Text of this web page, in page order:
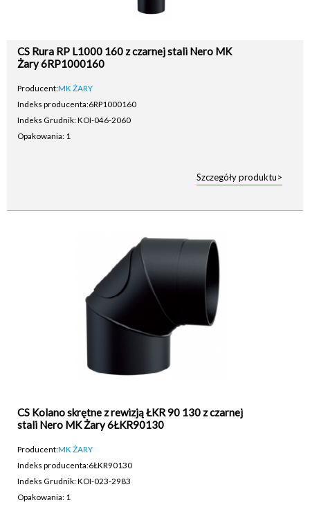
CS Rura RP L1000 160 z czarnej stali Nero MK
Żary 6RP1000160
Producent:MK ŻARY
Indeks producenta:6RP1000160
Indeks Grudnik: KOI-046-2060
Opakowania: 1
Szczegóły produktu>
CS Kolano skrętne z rewizją ŁKR 90 130 z czarnej
stali Nero MK Żary 6ŁKR90130
Producent:MK ŻARY
Indeks producenta:6ŁKR90130
Indeks Grudnik: KOI-023-2983
Opakowania: 1